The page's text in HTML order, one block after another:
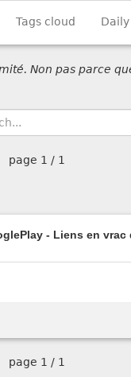
Tags cloud Daily
Non pas parce
page 1 / 1
- Liens en
page 1 / 1